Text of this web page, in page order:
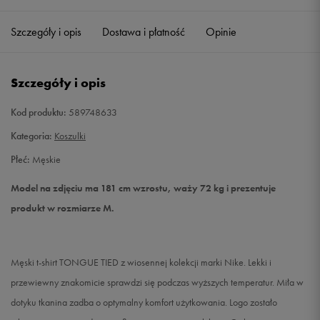
S Powiadom o dostępności
XL Powiadom o dostępności
Szczegóły i opis Dostawa i płatność Opinie
Szczegóły i opis
Kod produktu: 589748633
Kategoria: Koszulki
Płeć: Męskie
Model na zdjęciu ma 181 cm wzrostu, waży 72 kg i prezentuje
produkt w rozmiarze M.
Męski t-shirt TONGUE TIED z wiosennej kolekcji marki Nike. Lekki i
przewiewny znakomicie sprawdzi się podczas wyższych temperatur. Miła w
dotyku tkanina zadba o optymalny komfort użytkowania. Logo zostało